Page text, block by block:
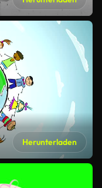
Herunterladen